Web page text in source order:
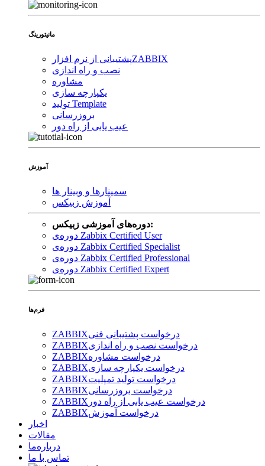
مانیتورینگ
پشتیبانی از نرم افزارZABBIX
نصب و راه اندازی
مشاوره
یکپارچه سازی
تولید Template
بروزرسانی
عیب یابی از راه دور
آموزش
سمینارها و وبینار ها
آموزش زبیکس
دوره‌های آموزشی زبیکس:
دوره‌ی Zabbix Certified User
دوره‌ی Zabbix Certified Specialist
دوره‌ی Zabbix Certified Professional
دوره‌ی Zabbix Certified Expert
فرم‌ها
ZABBIXدرخواست پشتیبانی فنی
ZABBIXدرخواست نصب و راه اندازی
ZABBIXدرخواست مشاوره
ZABBIXدرخواست یکپارچه سازی
ZABBIXدرخواست تولید تمپلیت
ZABBIXدرخواست بروزرسانی
ZABBIX درخواست عیب یابی از راه دور
ZABBIXدرخواست آموزش
اخبار
مقالات
درباره‌ما
تماس با ما